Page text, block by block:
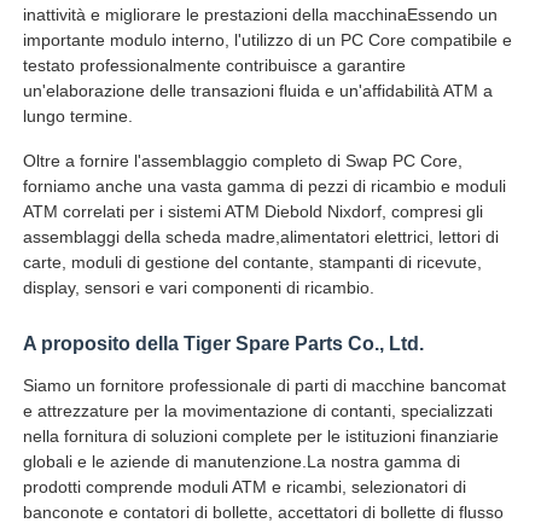
Sortitore di banconote
contatore della fattura
Stampante della carta
macchina POS
Ricambi ATM
Bancomat
Riciclatore di monete
inattività e migliorare le prestazioni della macchinaEssendo un
importante modulo interno, l'utilizzo di un PC Core compatibile e
testato professionalmente contribuisce a garantire
un'elaborazione delle transazioni fluida e un'affidabilità ATM a
lungo termine.
Oltre a fornire l'assemblaggio completo di Swap PC Core,
forniamo anche una vasta gamma di pezzi di ricambio e moduli
ATM correlati per i sistemi ATM Diebold Nixdorf, compresi gli
assemblaggi della scheda madre,alimentatori elettrici, lettori di
carte, moduli di gestione del contante, stampanti di ricevute,
display, sensori e vari componenti di ricambio.
A proposito della Tiger Spare Parts Co., Ltd.
Siamo un fornitore professionale di parti di macchine bancomat
e attrezzature per la movimentazione di contanti, specializzati
nella fornitura di soluzioni complete per le istituzioni finanziarie
globali e le aziende di manutenzione.La nostra gamma di
prodotti comprende moduli ATM e ricambi, selezionatori di
banconote e contatori di bollette, accettatori di bollette di flusso